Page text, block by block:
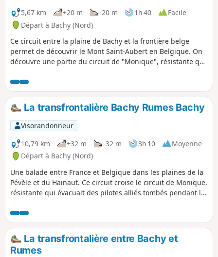
5,67 km
+20 m -20 m 1h 40
Facile
Départ à Bachy (Nord)
Ce circuit entre la plaine de Bachy et la frontière belge
permet de découvrir le Mont Saint-Aubert en Belgique. On
découvre une partie du circuit de "Monique", résistante qui
Rumegies en Belgique.
La transfrontalière Bachy Rumes Bachy
Visorandonneur
10,79 km
+32 m -32 m 3h 10
Moyenne
Départ à Bachy (Nord)
Une balade entre France et Belgique dans les plaines de la
Pévèle et du Hainaut. Ce circuit croise le circuit de Monique,
résistante qui évacuait des pilotes alliés tombés pendant la
douaniers qui surveillaient cette frontière et des astuces
que les contrebandiers pouvaient utiliser pour contrecarrer
leur surveillance.
La transfrontalière entre Bachy et
Rumes